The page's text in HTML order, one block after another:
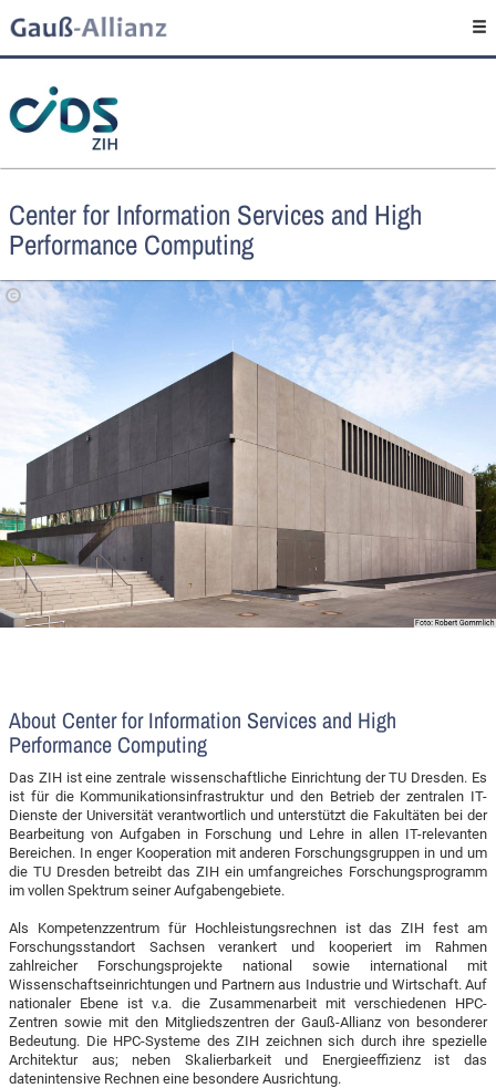
Center for Information Services and High
Performance Computing
About Center for Information Services and High
Performance Computing
Das ZIH ist eine zentrale wissenschaftliche Einrichtung der TU Dresden. Es
ist für die Kommunikationsinfrastruktur und den Betrieb der zentralen IT-
Dienste der Universität verantwortlich und unterstützt die Fakultäten bei der
Bearbeitung von Aufgaben in Forschung und Lehre in allen IT-relevanten
Bereichen. In enger Kooperation mit anderen Forschungsgruppen in und um
die TU Dresden betreibt das ZIH ein umfangreiches Forschungsprogramm
im vollen Spektrum seiner Aufgabengebiete.
Als Kompetenzzentrum für Hochleistungsrechnen ist das ZIH fest am
Forschungsstandort Sachsen verankert und kooperiert im Rahmen
zahlreicher Forschungsprojekte national sowie international mit
Wissenschaftseinrichtungen und Partnern aus Industrie und Wirtschaft. Auf
nationaler Ebene ist v.a. die Zusammenarbeit mit verschiedenen HPC-
Zentren sowie mit den Mitgliedszentren der Gauß-Allianz von besonderer
Bedeutung. Die HPC-Systeme des ZIH zeichnen sich durch ihre spezielle
Architektur aus; neben Skalierbarkeit und Energieeffizienz ist das
datenintensive Rechnen eine besondere Ausrichtung.